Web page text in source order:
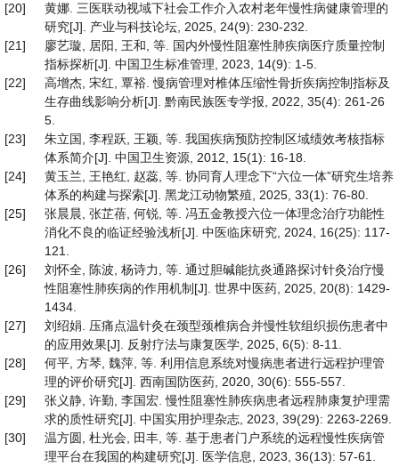
[20]
黄娜. 三医联动视域下社会工作介入农村老年慢性病健康管理的
研究[J]. 产业与科技论坛, 2025, 24(9): 230-232.
[21]
廖艺璇, 居阳, 王和, 等. 国内外慢性阻塞性肺疾病医疗质量控制
指标探析[J]. 中国卫生标准管理, 2023, 14(9): 1-5.
[22]
高增杰, 宋红, 覃裕. 慢病管理对椎体压缩性骨折疾病控制指标及
生存曲线影响分析[J]. 黔南民族医专学报, 2022, 35(4): 261-26
5.
[23]
朱立国, 李程跃, 王颖, 等. 我国疾病预防控制区域绩效考核指标
体系简介[J]. 中国卫生资源, 2012, 15(1): 16-18.
[24]
黄玉兰, 王艳红, 赵蕊, 等. 协同育人理念下“六位一体”研究生培养
体系的构建与探索[J]. 黑龙江动物繁殖, 2025, 33(1): 76-80.
[25]
张晨晨, 张芷蓓, 何锐, 等. 冯五金教授六位一体理念治疗功能性
消化不良的临证经验浅析[J]. 中医临床研究, 2024, 16(25): 117-
121.
[26]
刘怀全, 陈波, 杨诗力, 等. 通过胆碱能抗炎通路探讨针灸治疗慢
性阻塞性肺疾病的作用机制[J]. 世界中医药, 2025, 20(8): 1429-
1434.
[27]
刘绍娟. 压痛点温针灸在颈型颈椎病合并慢性软组织损伤患者中
的应用效果[J]. 反射疗法与康复医学, 2025, 6(5): 8-11.
[28]
何平, 方琴, 魏萍, 等. 利用信息系统对慢病患者进行远程护理管
理的评价研究[J]. 西南国防医药, 2020, 30(6): 555-557.
[29]
张义静, 许勤, 李国宏. 慢性阻塞性肺疾病患者远程肺康复护理需
求的质性研究[J]. 中国实用护理杂志, 2023, 39(29): 2263-2269.
[30]
温方圆, 杜光会, 田丰, 等. 基于患者门户系统的远程慢性疾病管
理平台在我国的构建研究[J]. 医学信息, 2023, 36(13): 57-61.